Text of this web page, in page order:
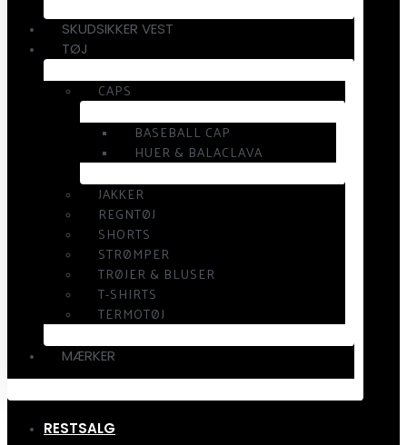
SKUDSIKKER VEST
TØJ
CAPS
BASEBALL CAP
HUER & BALACLAVA
JAKKER
REGNTØJ
SHORTS
STRØMPER
TRØJER & BLUSER
T-SHIRTS
TERMOTØJ
MÆRKER
RESTSALG